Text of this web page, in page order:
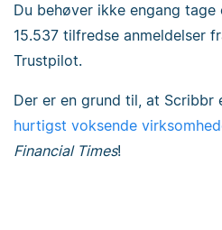
Du behøver ikke engang
15.537 tilfredse anmeldelser
Trustpilot.
Der er en grund til, at Scribbr
hurtigst voksende
Financial Times!